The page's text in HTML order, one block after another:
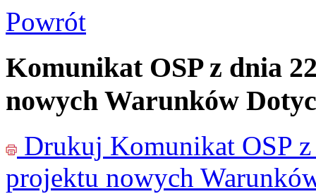
Powrót
Komunikat OSP z dnia
nowych Warunków
Drukuj Komunikat OSP
projektu nowych